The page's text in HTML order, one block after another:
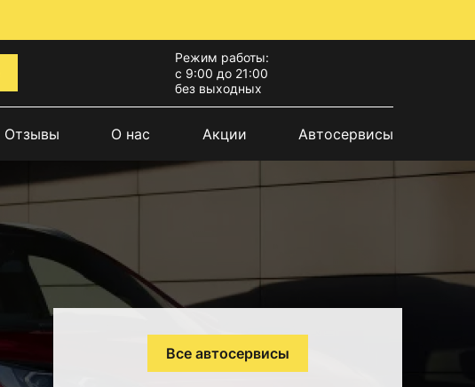
Режим работы:
с 9:00 до 21:00
без выходных
Отзывы О нас Акции Автосервисы
Все автосервисы